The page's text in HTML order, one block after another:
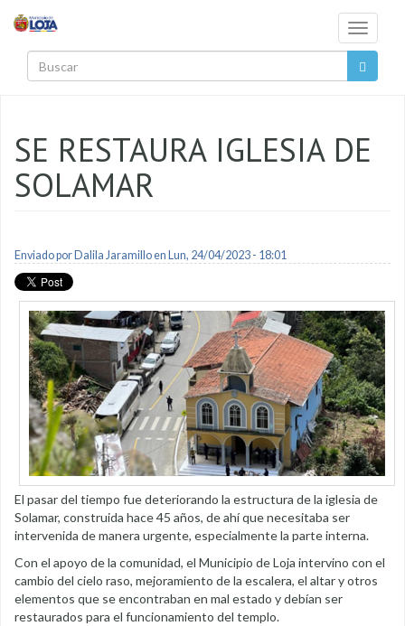
Toggle
SE RESTAURA IGLESIA DE
SOLAMAR
Enviado por Dalila Jaramilloen Lun, 24/04/2023 - 18:01
El pasar del tiempo fue deteriorando la estructura de la iglesia de
Solamar, construida hace 45 años, de ahí que necesitaba ser
intervenida de manera urgente, especialmente la parte interna.
Con el apoyo de la comunidad, el Municipio de Loja intervino con el
cambio del cielo raso, mejoramiento de la escalera, el altar y otros
elementos que se encontraban en mal estado y debían ser
restaurados para el funcionamiento del templo.